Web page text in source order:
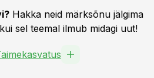
Hakka neid märksõnu jälgima
sel teemal ilmub midagi uut!